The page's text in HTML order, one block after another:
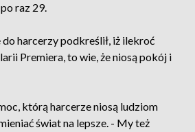
raz 29.
harcerzy podkreślił, iż ilekroć
Premiera, to wie, że niosą pokój i
którą harcerze niosą ludziom
świat na lepsze. - My też